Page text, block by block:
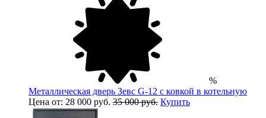
%
Металлическая дверь Зевс G-12 с ковкой в котельную
Цена от: 28 000 руб. 35 000 руб. Купить